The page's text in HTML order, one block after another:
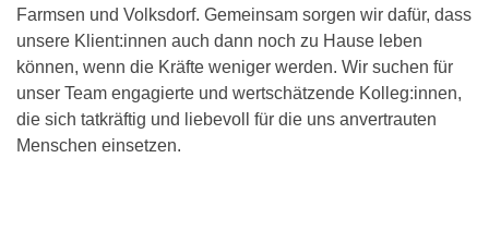
Farmsen und Volksdorf. Gemeinsam sorgen wir dafür, dass
unsere Klient:innen auch dann noch zu Hause leben
können, wenn die Kräfte weniger werden. Wir suchen für
unser Team engagierte und wertschätzende Kolleg:innen,
die sich tatkräftig und liebevoll für die uns anvertrauten
Menschen einsetzen.